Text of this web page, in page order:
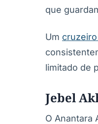
que
Um
limitado de
Jebel
O Anantara